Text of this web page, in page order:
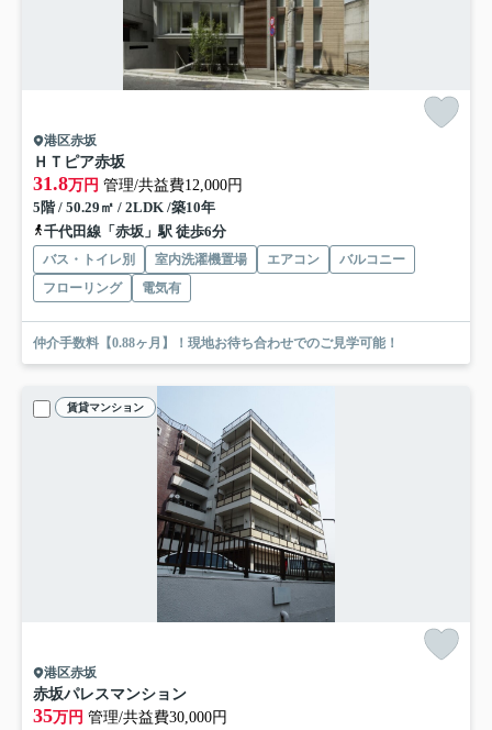
港区赤坂
ＨＴピア赤坂
31.8万円 管理/共益費12,000円
5階 / 50.29㎡ / 2LDK /築10年
千代田線「赤坂」駅 徒歩6分
バス・トイレ別 室内洗濯機置場 エアコン
バルコニー
フローリング
電気有
仲介手数料【0.88ヶ月】！現地お待ち合わせでのご見学可能！
賃貸マンション
港区赤坂
赤坂パレスマンション
35万円 管理/共益費30,000円